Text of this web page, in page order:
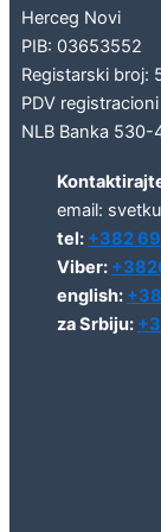
Herceg Novi
PIB: 03653552
Registarski broj:
PDV
NLB Banka
email:
tel: +382
Viber:
english:
za Srbiju: